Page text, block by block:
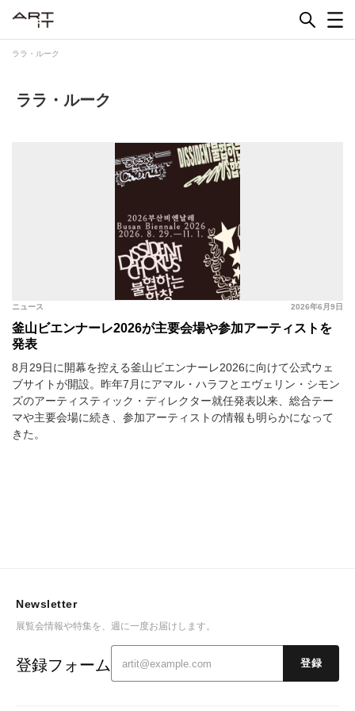
ララ・ルーク
ララ・ルーク
2026年6月9日
ニュース
釜山ビエンナーレ2026が主要会場や参加アーティストを
発表
8月29日に開幕を控える釜山ビエンナーレ2026に向けて公式ウェ
ブサイトが開設。昨年7月にアマル・ハラフとエヴェリン・シモン
ズのアーティスティック・ディレクター就任発表以来、総合テー
マや主要会場に続き、参加アーティストの情報も明らかになって
きた。
Newsletter
展覧会情報や特集を、週に一度お届けします。
登録フォーム 登録